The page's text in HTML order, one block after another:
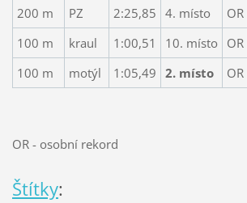
200 m
PZ 2:25,85 4. místo
OR
100 m
kraul 1:00,51 10. místo
OR
100 m
motýl 1:05,49 2. místo OR
OR - osobní rekord
Štítky: